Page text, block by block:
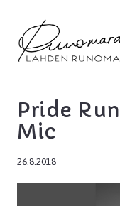
sisältöön
Pride
Mic
26.8.2018